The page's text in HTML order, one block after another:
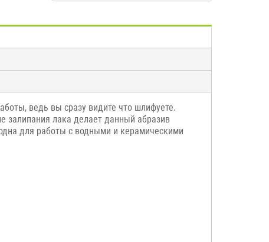
ведь вы сразу видите что шлифуете.
залипания лака делает данный абразив
для работы с водными и керамическими